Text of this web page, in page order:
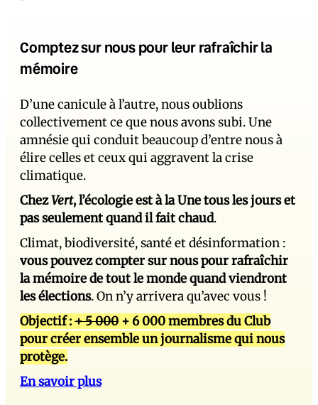
Comptez sur nous pour leur rafraîchir la
mémoire
D’une canicule à l’autre, nous oublions
collectivement ce que nous avons subi. Une
amnésie qui conduit beaucoup d’entre nous à
élire celles et ceux qui aggravent la crise
climatique.
ChezVert, l’écologie est à la Une tous les jours et
pas seulement quand il fait chaud.
Climat, biodiversité, santé et désinformation :
vous pouvez compter sur nous pour rafraîchir
la mémoire de tout le monde quand viendront
les élections. On n’y arrivera qu’avec vous !
Objectif :+ 5 000 + 6 000 membres du Club
pour créer ensemble un journalisme qui nous
protège.
En savoir plus